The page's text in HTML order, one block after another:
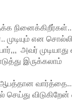
நினைக்கிறீர்கள்..
முடியும் என
அவர்
இருக்கலாம்
வார்த்தை...
செய்து